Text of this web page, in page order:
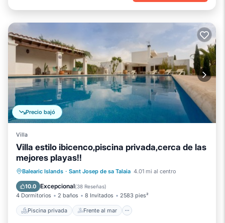
Precio bajó
Villa
Villa estilo ibicenco,piscina privada,cerca de las
mejores playas!!
Balearic Islands · Sant Josep de sa Talaia 4.01 mi al centro
10.0 Excepcional(38 Reseñas)
4 Dormitorios 2 baños 8 Invitados 2583 pies²
Piscina privada Frente al mar
Piscina privada
Frente al mar
Chimenea/Calefacción